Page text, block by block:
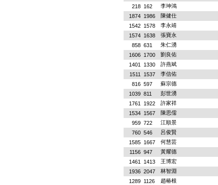
218
162
李坤鴻
1874
1986
陳健仕
1542
1578
李永靖
1574
1638
張寶永
858 631
朱仁湧
1606
1700
劉良佑
1401
1330
許燕斌
1511
1537
李信佑
816 597
蘇宗德
1039 811
彭世湧
1761
1922
許家祥
1534
1567
陳思儒
959 722
江順景
760 546
呂俊賢
1585
1667
何慧芸
1156 947
黃耀德
1461
1413
王博宏
1936 2047
林智淵
1289
1126 趙椿根